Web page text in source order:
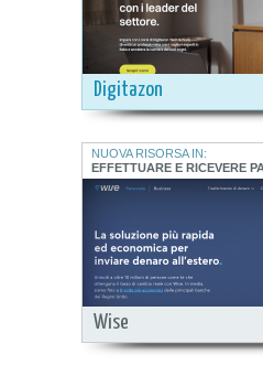
Digitazon
Wise
NUOVA RISORSA IN:
EFFETTUARE E RICEVERE